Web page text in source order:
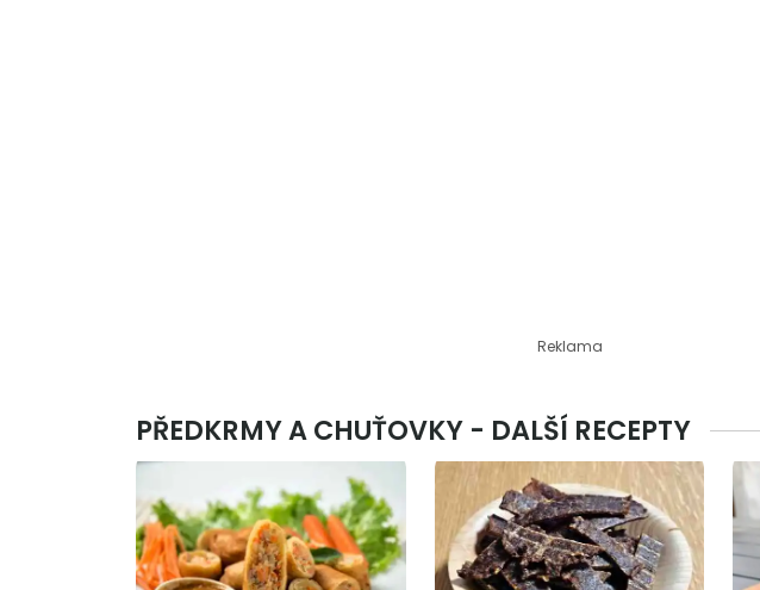
Reklama
PŘEDKRMY A CHUŤOVKY - DALŠÍ RECEPTY